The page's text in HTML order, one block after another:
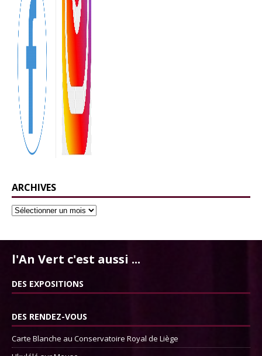
ARCHIVES
l'An Vert c'est aussi ...
DES EXPOSITIONS
DES RENDEZ-VOUS
Carte Blanche au Conservatoire Royal de Liège